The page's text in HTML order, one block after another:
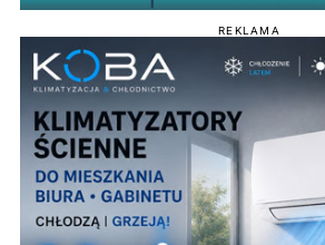
REKLAMA